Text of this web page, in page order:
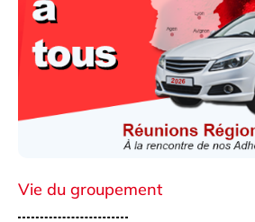
Vie du groupement